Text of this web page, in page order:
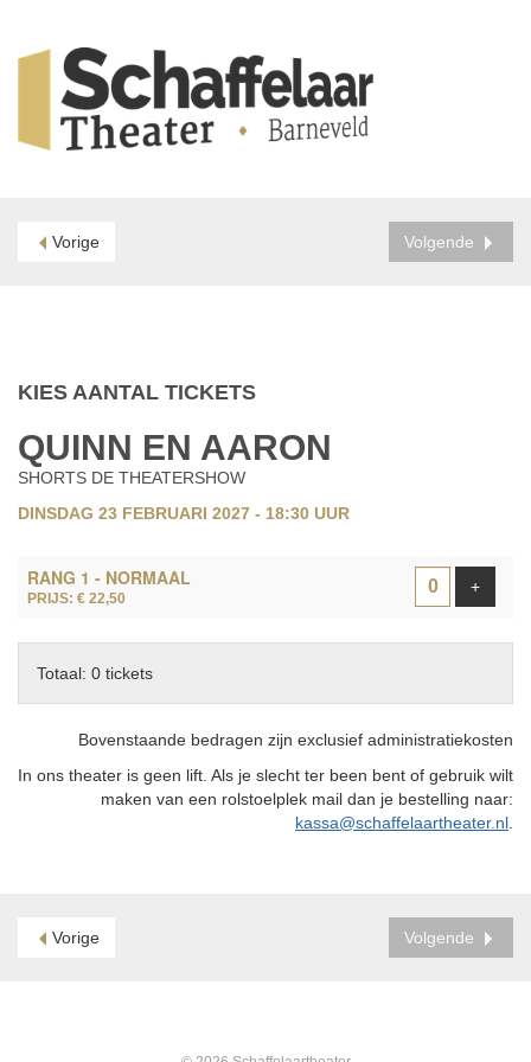
Vorige Volgende
KIES AANTAL TICKETS
QUINN EN AARON
SHORTS DE THEATERSHOW
DINSDAG 23 FEBRUARI 2027 - 18:30 UUR
RANG 1 - NORMAAL
PRIJS: € 22,50
+Voeg
Totaal: 0 tickets
Bovenstaande bedragen zijn exclusief administratiekosten
In ons theater is geen lift. Als je slecht ter been bent of gebruik wilt
maken van een rolstoelplek mail dan je bestelling naar:
kassa@schaffelaartheater.nl
Vorige Volgende